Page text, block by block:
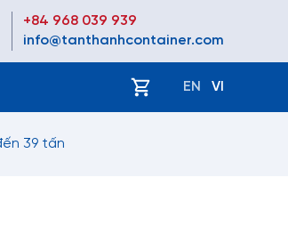
+84 968 039 939
info@tanthanhcontainer.com
EN VI
39 tấn